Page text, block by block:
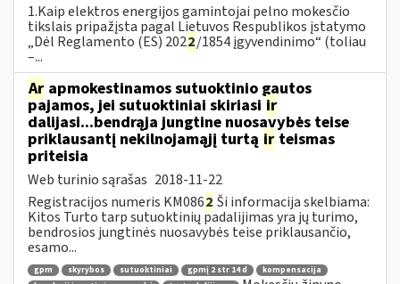
1.Kaip elektros energijos gamintojai pelno mokesčio
tikslais pripažįsta pagal Lietuvos Respublikos įstatymo
„Dėl Reglamento (ES) 2022/1854 įgyvendinimo“ (toliau
–...
Ar apmokestinamos sutuoktinio gautos
pajamos, jei sutuoktiniai skiriasi ir
dalijasi...bendrąja jungtine nuosavybės teise
priklausantį nekilnojamąjį turtą ir teismas
priteisia
Web turinio sąrašas 2018-11-22
Registracijos numeris KM0862 Ši informacija skelbiama:
Kitos Turto tarp sutuoktinių padalijimas yra jų turimo,
bendrosios jungtinės nuosavybės teise priklausančio,
esamo...
gpm skyrybos sutuoktiniai gpmį 2 str 14 d
kompensacija